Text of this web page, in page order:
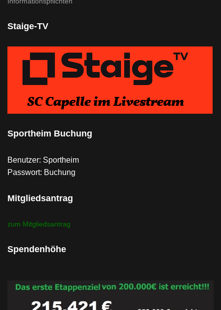
Staige-TV
Sportheim Buchung
Benutzer: Sportheim
Passwort: Buchung
Mitgliedsantrag
zum Mitgliedsantrag
Spendenhöhe